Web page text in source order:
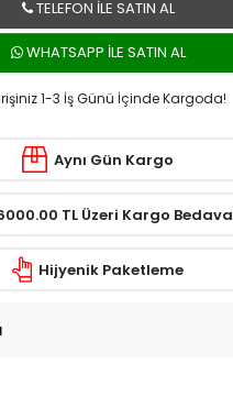
TELEFON İLE SATIN AL
WHATSAPP ILE SATIN AL
1-3 İş Günü İçinde Kargoda!
Aynı Gün Kargo
TL Üzeri Kargo Bedava
Hijyenik Paketleme